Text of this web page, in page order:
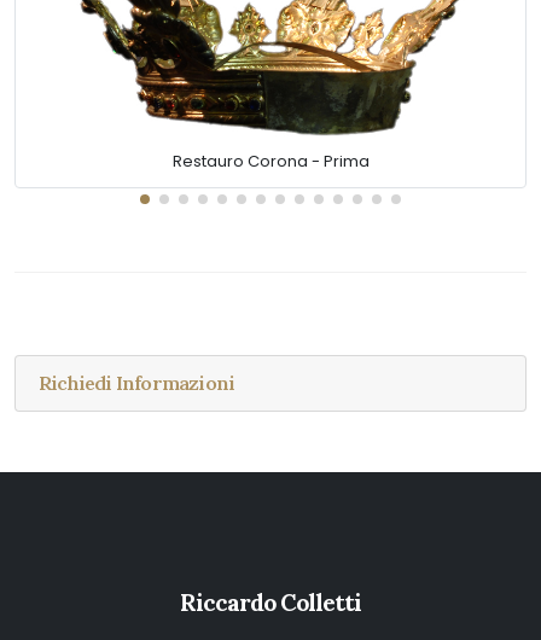
Restauro Corona - Prima
Richiedi Informazioni
Riccardo Colletti